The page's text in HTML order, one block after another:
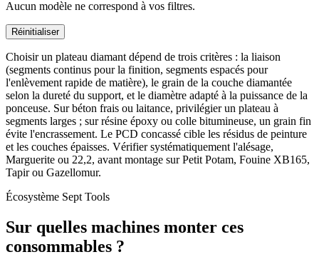
Aucun modèle ne correspond à vos filtres.
Réinitialiser
Choisir un plateau diamant dépend de trois critères : la liaison
(segments continus pour la finition, segments espacés pour
l'enlèvement rapide de matière), le grain de la couche diamantée
selon la dureté du support, et le diamètre adapté à la puissance de la
ponceuse. Sur béton frais ou laitance, privilégier un plateau à
segments larges ; sur résine époxy ou colle bitumineuse, un grain fin
évite l'encrassement. Le PCD concassé cible les résidus de peinture
et les couches épaisses. Vérifier systématiquement l'alésage,
Marguerite ou 22,2, avant montage sur Petit Potam, Fouine XB165,
Tapir ou Gazellomur.
Écosystème Sept Tools
Sur quelles machines monter ces
consommables ?